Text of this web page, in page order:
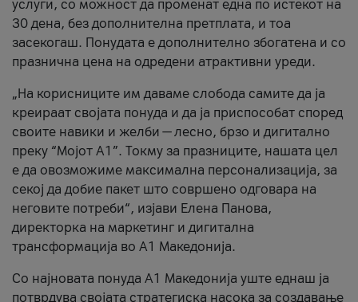
услуги, со можност да променат една по истекот на
30 дена, без дополнителна претплата, и тоа
засекогаш. Понудата е дополнително збогатена и со
празнична цена на одредени атрактивни уреди.
„На корисниците им даваме слобода самите да ја
креираат својата понуда и да ја приспособат според
своите навики и желби — лесно, брзо и дигитално
преку “Мојот А1”. Токму за празниците, нашата цел
е да овозможиме максимална персонализација, за
секој да добие пакет што совршено одговара на
неговите потреби“, изјави Елена Панова,
директорка на маркетинг и дигитална
трансформација во А1 Македонија.
Со најновата понуда А1 Македонија уште еднаш ја
потврдува својата стратегиска насока за создавање